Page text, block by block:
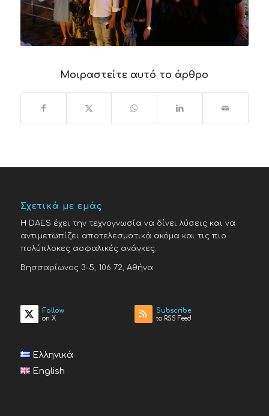
Μοιραστείτε αυτό το άρθρο
Σχετικά με εμάς
H DAES έχει την τεχνογνωσία να δίνει λύσεις και να
αντιμετωπίζει αποτελεσματικά ακόμα και τις πιο
πολύπλοκες ασφαλικές ανάγκες.
Βησσαρίωνος 3-5, 106 72, Αθήνα
Follow
on X
Subscribe
to RSS Feed
Ελληνικά
English